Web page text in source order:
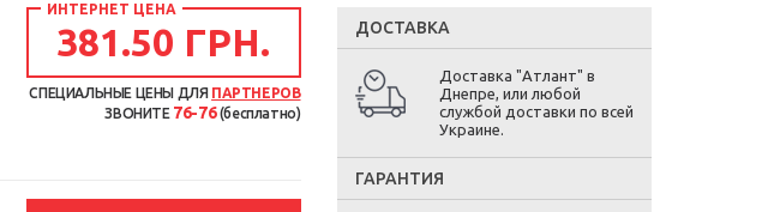
ИНТЕРНЕТ ЦЕНА
381.50 ГРН.
СПЕЦИАЛЬНЫЕ ЦЕНЫ ДЛЯ ПАРТНЕРОВ
ЗВОНИТЕ 76-76(бесплатно)
ДОСТАВКА
Доставка "Атлант" в
Днепре, или любой
службой доставки по всей
Украине.
ГАРАНТИЯ